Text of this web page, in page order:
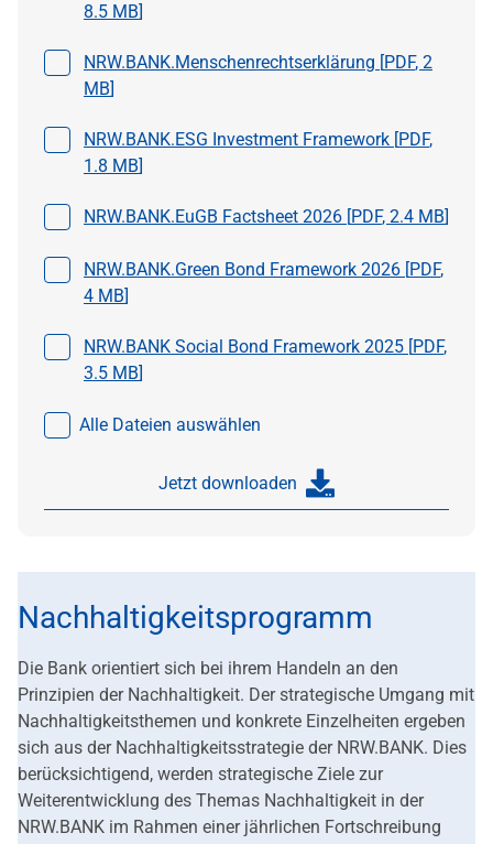
8.5 MB]
Datei auswählen
NRW.BANK.Menschenrechtserklärung [PDF, 2
MB]
Datei auswählen
NRW.BANK.ESG Investment Framework [PDF,
1.8 MB]
Datei auswählen
NRW.BANK.EuGB Factsheet 2026 [PDF, 2.4 MB]
Datei auswählen
NRW.BANK.Green Bond Framework 2026 [PDF,
4 MB]
Datei auswählen
NRW.BANK Social Bond Framework 2025 [PDF,
3.5 MB]
Alle Dateien auswählen
Jetzt downloaden
Nachhaltigkeitsprogramm
Die Bank orientiert sich bei ihrem Handeln an den
Prinzipien der Nachhaltigkeit. Der strategische Umgang mit
Nachhaltigkeitsthemen und konkrete Einzelheiten ergeben
sich aus der Nachhaltigkeitsstrategie der NRW.BANK. Dies
berücksichtigend, werden strategische Ziele zur
Weiterentwicklung des Themas Nachhaltigkeit in der
NRW.BANK im Rahmen einer jährlichen Fortschreibung